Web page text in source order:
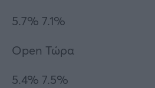
5.7% 7.1%
Open Τώρα
5.4% 7.5%